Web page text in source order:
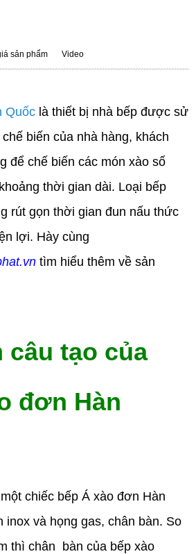
sản phẩm Video
Quốc là thiết bị nhà bếp được sử
biến của nhà hàng, khách
để chế biến các món xào số
thời gian dài. Loại bếp
rút gọn thời gian đun nấu thức
lợi. Hày cùng
tìm hiểu thêm về sản
câu tạo của
đơn Hàn
chiếc bếp Á xào đơn Hàn
inox và họng gas, chân bàn. So
thì chân bàn của bếp xào